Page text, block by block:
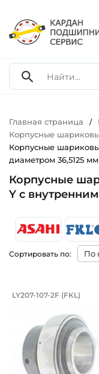
Главная страница /
Корпусные
Корпусные
диаметром 36,5125 мм
Корпусные
Y с
Сортировать по:
Подшипник
LY207-107-2F (FKL)